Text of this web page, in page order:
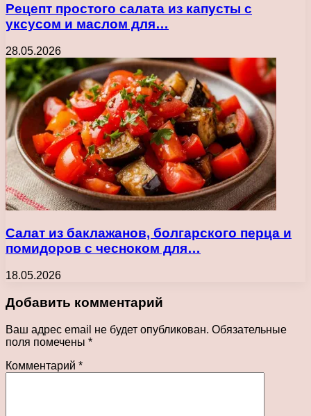
Рецепт простого салата из капусты с
уксусом и маслом для…
28.05.2026
Салат из баклажанов, болгарского перца и
помидоров с чесноком для…
18.05.2026
Добавить комментарий
Ваш адрес email не будет опубликован. Обязательные
поля помечены *
Комментарий *